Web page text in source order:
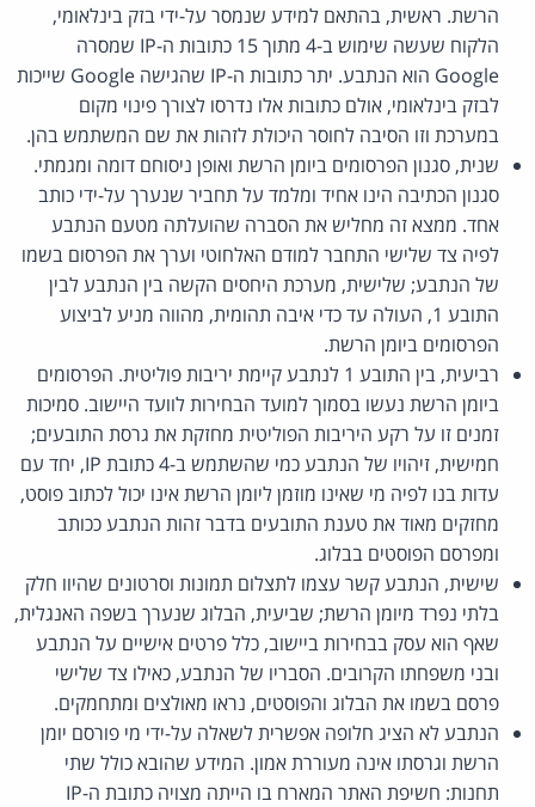
הרשת. ראשית, בהתאם למידע שנמסר על-ידי בזק בינלאומי,
הלקוח שעשה שימוש ב-4 מתוך 15 כתובות ה-IP שמסרה
Google הוא הנתבע. יתר כתובות ה-IP שהגישה Google שייכות
לבזק בינלאומי, אולם כתובות אלו נדרסו לצורך פינוי מקום
במערכת וזו הסיבה לחוסר היכולת לזהות את שם המשתמש בהן.
שנית, סגנון הפרסומים ביומן הרשת ואופן ניסוחם דומה ומגמתי.
סגנון הכתיבה הינו אחיד ומלמד על תחביר שנערך על-ידי כותב
אחד. ממצא זה מחליש את הסברה שהועלתה מטעם הנתבע
לפיה צד שלישי התחבר למודם האלחוטי וערך את הפרסום בשמו
של הנתבע; שלישית, מערכת היחסים הקשה בין הנתבע לבין
התובע 1, העולה עד כדי איבה תהומית, מהווה מניע לביצוע
הפרסומים ביומן הרשת.
רביעית, בין התובע 1 לנתבע קיימת יריבות פוליטית. הפרסומים
ביומן הרשת נעשו בסמוך למועד הבחירות לוועד היישוב. סמיכות
זמנים זו על רקע היריבות הפוליטית מחזקת את גרסת התובעים;
חמישית, זיהויו של הנתבע כמי שהשתמש ב-4 כתובת IP, יחד עם
עדות בנו לפיה מי שאינו מוזמן ליומן הרשת אינו יכול לכתוב פוסט,
מחזקים מאוד את טענת התובעים בדבר זהות הנתבע ככותב
ומפרסם הפוסטים בבלוג.
שישית, הנתבע קשר עצמו לתצלום תמונות וסרטונים שהיוו חלק
בלתי נפרד מיומן הרשת; שביעית, הבלוג שנערך בשפה האנגלית,
שאף הוא עסק בבחירות ביישוב, כלל פרטים אישיים על הנתבע
ובני משפחתו הקרובים. הסבריו של הנתבע, כאילו צד שלישי
פרסם בשמו את הבלוג והפוסטים, נראו מאולצים ומתחמקים.
הנתבע לא הציג חלופה אפשרית לשאלה על-ידי מי פורסם יומן
הרשת וגרסתו אינה מעוררת אמון. המידע שהובא כולל שתי
תחנות: חשיפת האתר המארח בו הייתה מצויה כתובת ה-IP